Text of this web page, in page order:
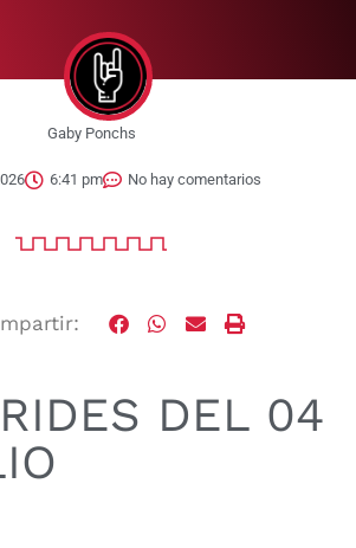
Gaby Ponchs
6:41 pm No hay comentarios
DEL 04